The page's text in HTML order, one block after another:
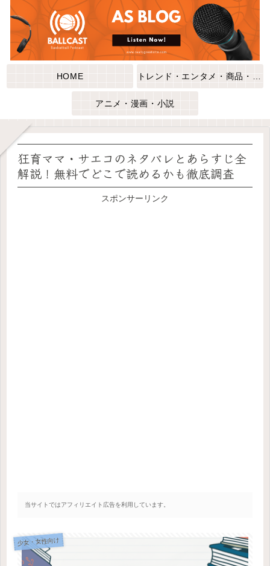
HOME
アニメ・漫画・小説
狂育ママ・サエコのネタバレとあらすじ全
解説！無料でどこで読めるかも徹底調査
スポンサーリンク
当サイトではアフィリエイト広告を利用しています。
少女・女性向け